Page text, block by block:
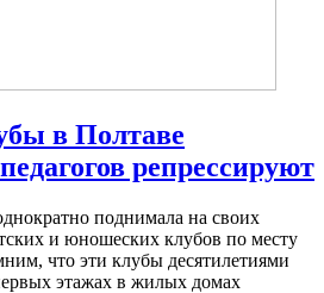
в Полтаве
репрессируют
поднимала на своих
и юношеских клубов по месту
что эти клубы десятилетиями
этажах в жилых домах